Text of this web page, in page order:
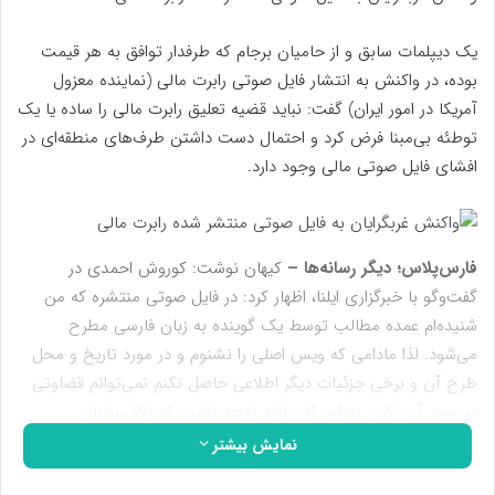
یک دیپلمات سابق و از حامیان برجام که طرفدار توافق به هر قیمت
بوده، در واکنش به انتشار فایل صوتی رابرت مالی (نماینده معزول
آمریکا در امور ایران) گفت: نباید قضیه تعلیق رابرت مالی را ساده یا یک
توطئه بی‌مبنا فرض کرد و احتمال دست داشتن طرف‌های منطقه‌ای در
افشای فایل صوتی مالی وجود دارد.
فارس‌پلاس؛ دیگر رسانه‌ها – کیهان نوشت: کوروش احمدی در
گفت‌وگو با خبرگزاری ایلنا، اظهار کرد: در فایل صوتی منتشره که من
شنیده‌ام عمده مطالب توسط یک گوینده به زبان فارسی مطرح
می‌شود. لذا مادامی که ویس اصلی را نشنوم و در مورد تاریخ و محل
طرح آن و برخی جزئیات دیگر اطلاعی حاصل نکنم نمی‌توانم قضاوتی
دیپلمات‌های باتجربه و باسابقه متوجه مخاطبان متعدد و متنوع است
از جمله مخاطبانی در داخل کشور که باید حواس‌شان به آنها نیز باشد.
نمایش بیشتر